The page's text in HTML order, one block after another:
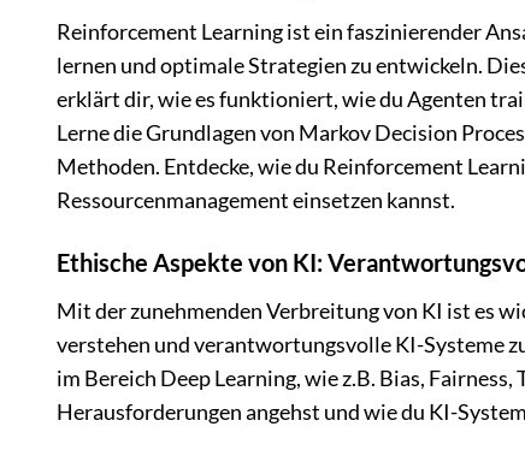
Reinforcement Learning ist ein faszinierender
lernen und optimale Strategien zu entwickeln.
erklärt dir, wie es funktioniert, wie du Agenten
Lerne die Grundlagen von Markov Decision
Methoden. Entdecke, wie du Reinforcement
Ressourcenmanagement einsetzen kannst.
Ethische Aspekte von KI:
Mit der zunehmenden Verbreitung von KI ist es
verstehen und verantwortungsvolle KI-Systeme
im Bereich Deep Learning, wie z.B. Bias,
Herausforderungen angehst und wie du KI-